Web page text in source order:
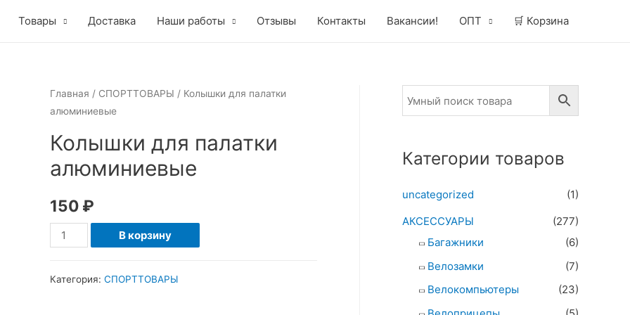
Товары Доставка Наши работы Отзывы Контакты Вакансии! ОПТ 🛒 Корзина
Главная / СПОРТТОВАРЫ / Колышки для палатки
алюминиевые
Колышки для палатки
алюминиевые
150 ₽
Количество
товара
В корзину
Категория: СПОРТТОВАРЫ
Категории товаров
uncategorized
(1)
АКСЕССУАРЫ
(277)
Багажники
(6)
Велозамки
(7)
Велокомпьютеры
(23)